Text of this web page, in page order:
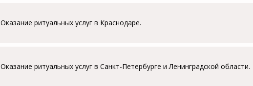
Оказание ритуальных услуг в Краснодаре.
Оказание ритуальных услуг в Санкт-Петербурге и Ленинградской области.